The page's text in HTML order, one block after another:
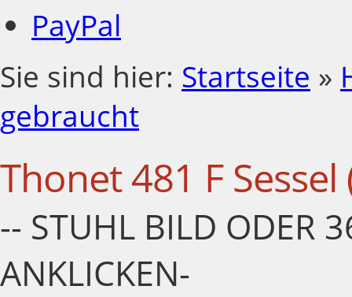
PayPal
Sie sind hier: Startseite »
gebraucht
Thonet 481 F Sessel
-- STUHL BILD ODER
ANKLICKEN-